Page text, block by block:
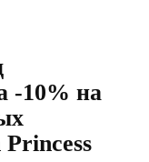
-10% на